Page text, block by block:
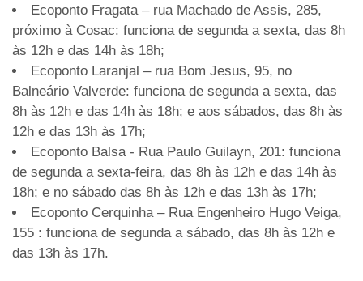
Ecoponto Fragata – rua Machado de Assis, 285,
próximo à Cosac: funciona de segunda a sexta, das 8h
às 12h e das 14h às 18h;
Ecoponto Laranjal – rua Bom Jesus, 95, no
Balneário Valverde: funciona de segunda a sexta, das
8h às 12h e das 14h às 18h; e aos sábados, das 8h às
12h e das 13h às 17h;
Ecoponto Balsa - Rua Paulo Guilayn, 201: funciona
de segunda a sexta-feira, das 8h às 12h e das 14h às
18h; e no sábado das 8h às 12h e das 13h às 17h;
Ecoponto Cerquinha – Rua Engenheiro Hugo Veiga,
155 : funciona de segunda a sábado, das 8h às 12h e
das 13h às 17h.